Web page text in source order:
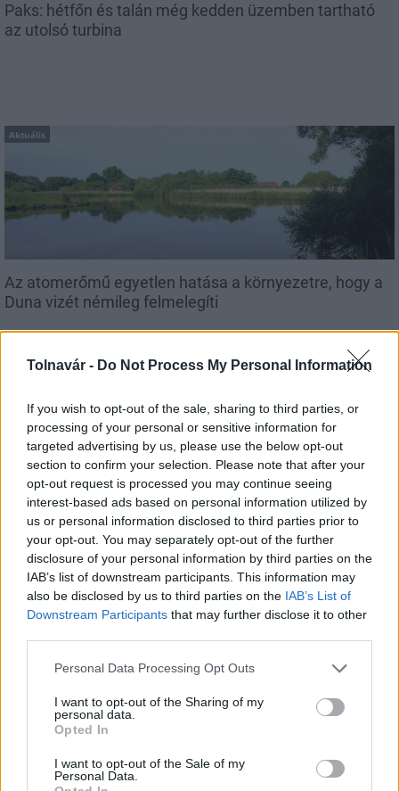
Tolnavár - Do Not Process My Personal Information
If you wish to opt-out of the sale, sharing to third parties, or
processing of your personal or sensitive information for
targeted advertising by us, please use the below opt-out
section to confirm your selection. Please note that after your
opt-out request is processed you may continue seeing
interest-based ads based on personal information utilized by
us or personal information disclosed to third parties prior to
your opt-out. You may separately opt-out of the further
disclosure of your personal information by third parties on the
IAB’s list of downstream participants. This information may
also be disclosed by us to third parties on the IAB’s List of
Downstream Participants that may further disclose it to other
Please note that this website/app uses one or more Google
not limited to your visit or usage behaviour. You may click to
grant or deny consent to Google and its third-party tags to
use your data for below specified purposes in below Google
consent section.
Personal Data Processing Opt Outs
I want to opt-out of the Sharing of my
personal data.
Opted In
I want to opt-out of the Sale of my
Personal Data.
Paks: hétfőn és talán még kedden üzemben tartható
az utolsó turbina
Aktuális
Az atomerőmű egyetlen hatása a környezetre, hogy a
Duna vizét némileg felmelegíti
MAGYAR ÉPÍTŐK
Mi épül?
paksi atomerőmű
felülvizsgálat árnyékában?